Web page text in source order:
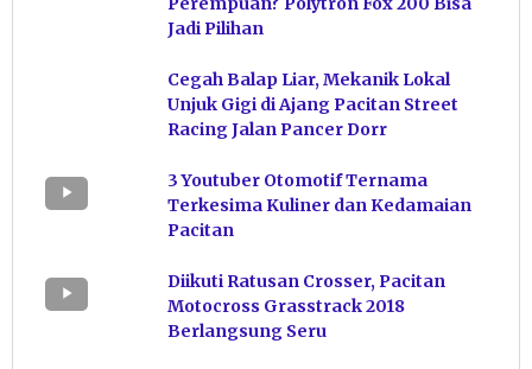
Jadi Pilihan
Cegah Balap Liar, Mekanik Lokal
Unjuk Gigi di Ajang Pacitan Street
Racing Jalan Pancer Dorr
3 Youtuber Otomotif Ternama
Terkesima Kuliner dan Kedamaian
Pacitan
Diikuti Ratusan Crosser, Pacitan
Motocross Grasstrack 2018
Berlangsung Seru